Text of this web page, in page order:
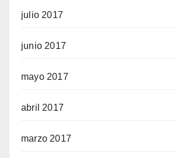
julio 2017
junio 2017
mayo 2017
abril 2017
marzo 2017